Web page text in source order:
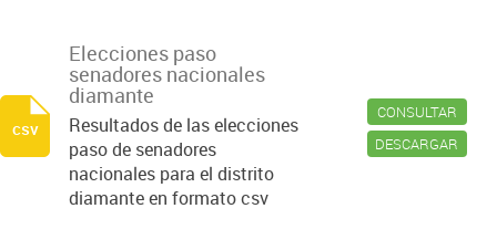
CONSULTAR
DESCARGAR
Elecciones paso
senadores nacionales
diamante
Resultados de las elecciones
paso de senadores
nacionales para el distrito
diamante en formato csv
csv